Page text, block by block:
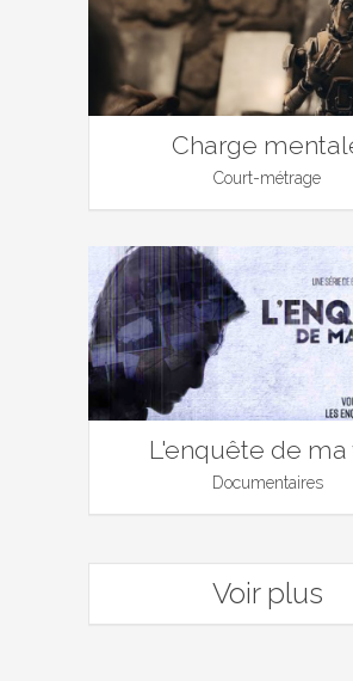
Charge
Court-métrage
L'enquête de ma
Documentaires
Voir plus